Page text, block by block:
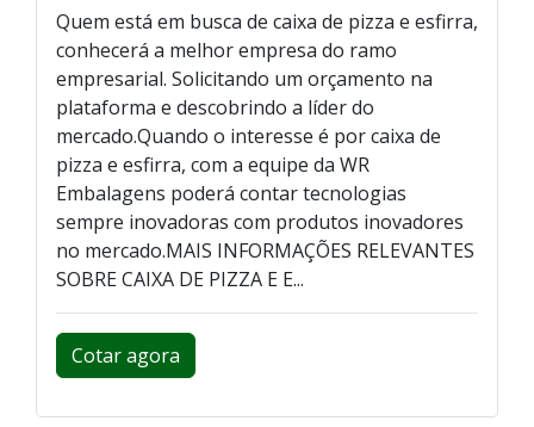
Quem está em busca de caixa de pizza e esfirra,
conhecerá a melhor empresa do ramo
empresarial. Solicitando um orçamento na
plataforma e descobrindo a líder do
mercado.Quando o interesse é por caixa de
pizza e esfirra, com a equipe da WR
Embalagens poderá contar tecnologias
sempre inovadoras com produtos inovadores
no mercado.MAIS INFORMAÇÕES RELEVANTES
SOBRE CAIXA DE PIZZA E E...
Cotar agora